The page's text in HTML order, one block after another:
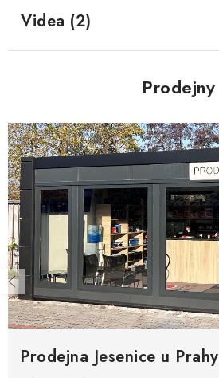
Videa (2)
Prodejny
Prodejna Jesenice u Prahy